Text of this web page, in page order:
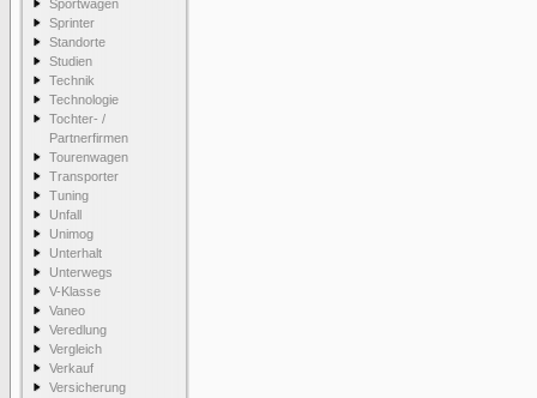
Sportwagen
Sprinter
Standorte
Studien
Technik
Technologie
Tochter- /
Partnerfirmen
Tourenwagen
Transporter
Tuning
Unfall
Unimog
Unterhalt
Unterwegs
V-Klasse
Vaneo
Veredlung
Vergleich
Verkauf
Versicherung